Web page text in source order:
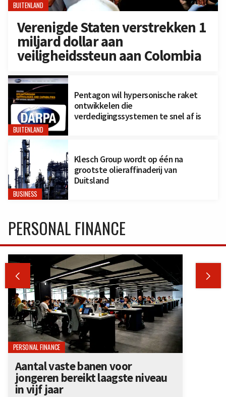
BUITENLAND
Verenigde Staten verstrekken 1
miljard dollar aan
veiligheidssteun aan Colombia
BUITENLAND
Pentagon wil hypersonische raket
ontwikkelen die
verdedigingssystemen te snel af is
BUSINESS
Klesch Group wordt op één na
grootste olieraffinaderij van
Duitsland
PERSONAL FINANCE
 
PERSONAL FINANCE
Aantal vaste banen voor
jongeren bereikt laagste niveau
in vijf jaar